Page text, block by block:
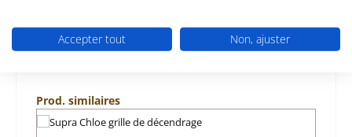
Ignorer la galerie de produits
Prod. similaires
Accepter tout Non, ajuster